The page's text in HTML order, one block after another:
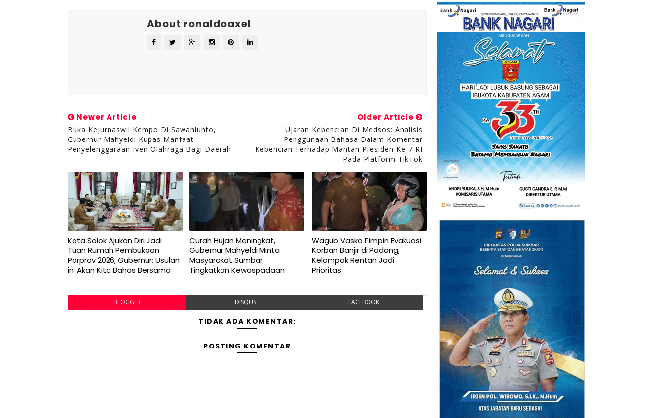
About ronaldoaxel
Newer Article
Buka Kejurnaswil Kempo Di Sawahlunto,
Gubernur Mahyeldi Kupas Manfaat
Penyelenggaraan Iven Olahraga Bagi Daerah
Older Article
Ujaran Kebencian Di Medsos: Analisis
Penggunaan Bahasa Dalam Komentar
Kebencian Terhadap Mantan Presiden Ke-7 RI
Pada Platform TikTok
Kota Solok Ajukan Diri Jadi
Tuan Rumah Pembukaan
Porprov 2026, Gubernur: Usulan
ini Akan Kita Bahas Bersama
Curah Hujan Meningkat,
Gubernur Mahyeldi Minta
Masyarakat Sumbar
Tingkatkan Kewaspadaan
Wagub Vasko Pimpin Evakuasi
Korban Banjir di Padang,
Kelompok Rentan Jadi
Prioritas
BLOGGER DISQUS FACEBOOK
TIDAK ADA KOMENTAR:
POSTING KOMENTAR